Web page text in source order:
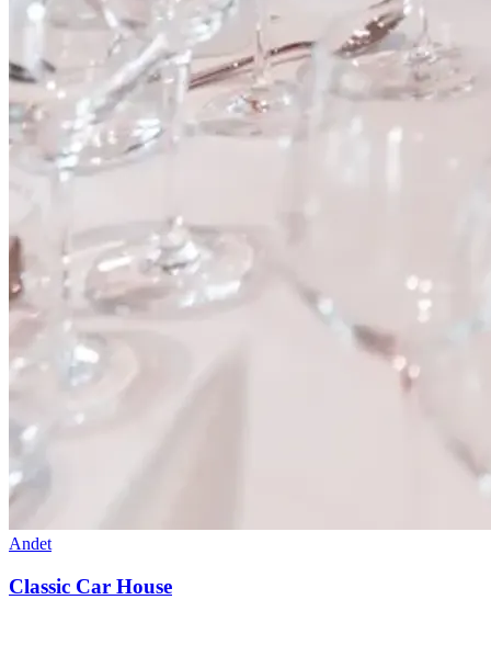
Andet
Classic Car House